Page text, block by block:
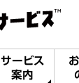
サービス
案内